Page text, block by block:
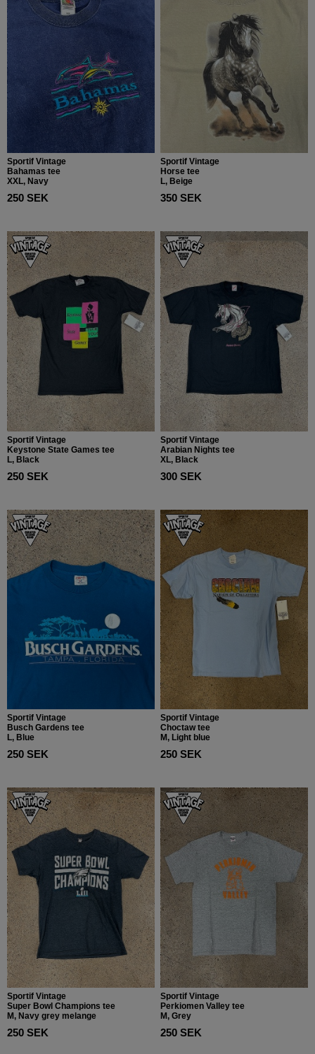
Sportif Vintage
Bahamas tee
XXL, Navy
250 SEK
Sportif Vintage
Horse tee
L, Beige
350 SEK
Sportif Vintage
Keystone State Games tee
L, Black
250 SEK
Sportif Vintage
Arabian Nights tee
XL, Black
300 SEK
Sportif Vintage
Busch Gardens tee
L, Blue
250 SEK
Sportif Vintage
Choctaw tee
M, Light blue
250 SEK
Sportif Vintage
Super Bowl Champions tee
M, Navy grey melange
250 SEK
Sportif Vintage
Perkiomen Valley tee
M, Grey
250 SEK